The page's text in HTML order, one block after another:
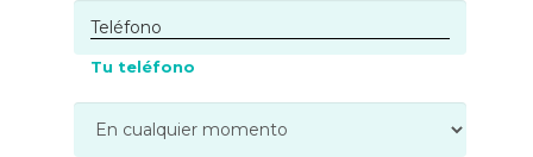
Tu teléfono